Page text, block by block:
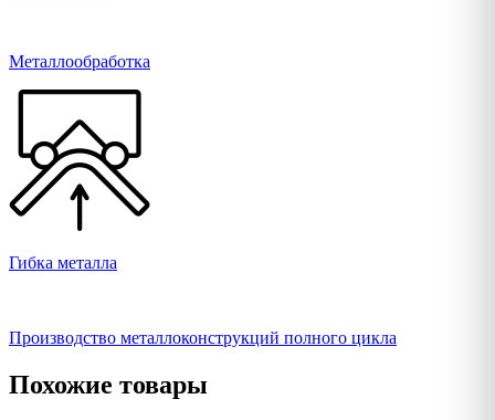
Металлообработка
Гибка металла
Производство металлоконструкций полного цикла
Похожие товары